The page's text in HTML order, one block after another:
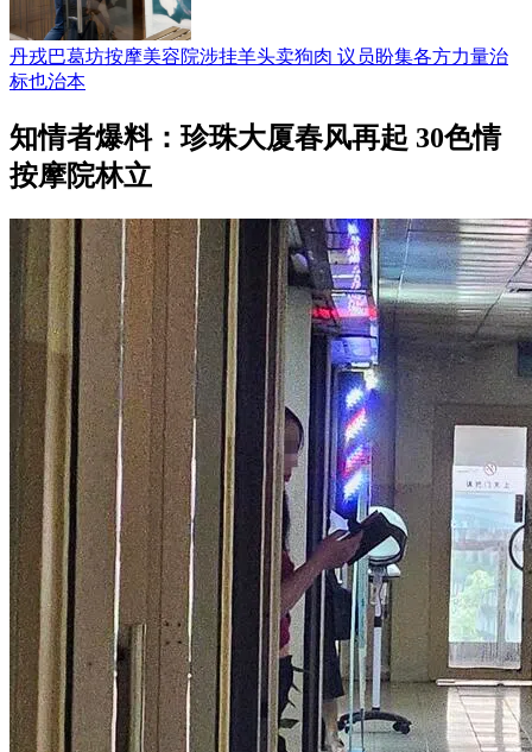
丹戎巴葛坊按摩美容院涉挂羊头卖狗肉 议员盼集各方力量治
标也治本
知情者爆料：珍珠大厦春风再起 30色情
按摩院林立